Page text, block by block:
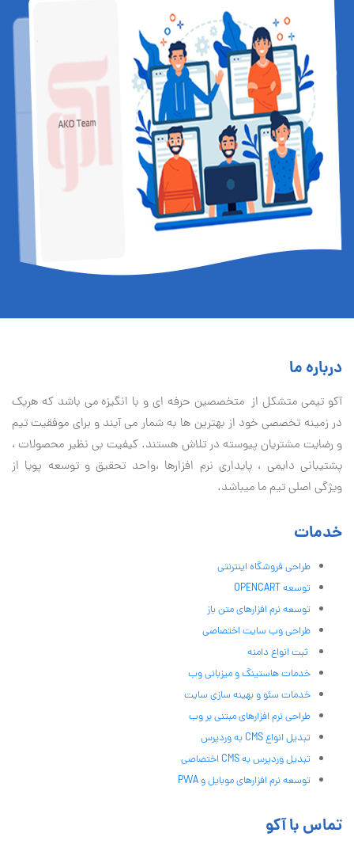
درباره ما
آكو تيمی متشکل از متخصصین حرفه ای و با انگیزه می باشد که هریک
در زمینه تخصصی خود از بهترین ها به شمار می آیند و برای موفقیت تيم
و رضایت مشتریان پیوسته در تلاش هستند. کیفیت بی نظير محصولات ،
پشتیبانی دايمی ، پایداری نرم افزارها ،واحد تحقیق و توسعه پویا از
ویژگی اصلی تیم ما میباشد.
خدمات
طراحی فروشگاه اینترنتی
توسعه OPENCART
توسعه نرم افزارهای متن باز
طراحی وب سایت اختصاصی
ثبت انواع دامنه
خدمات هاستینگ و میزبانی وب
خدمات سئو و بهینه سازی سایت
طراحی نرم افزارهای مبتنی بر وب
تبدیل انواع CMS به وردپرس
تبدیل وردپرس به CMS اختصاصی
توسعه نرم افزارهای موبایل و PWA
تماس با آکو